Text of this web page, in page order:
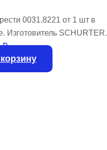
0031.8221 от 1 шт в
Изготовитель SCHURTER.
имеется 15693 шт.
₽